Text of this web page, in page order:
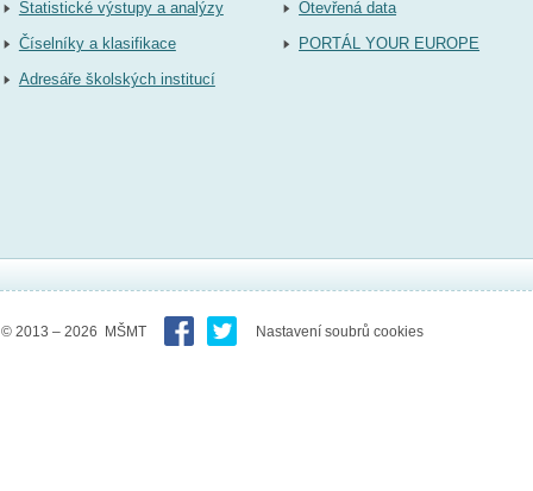
Statistické výstupy a analýzy
Číselníky a klasifikace
Adresáře školských institucí
Otevřená data
PORTÁL YOUR EUROPE
© 2013 – 2026 MŠMT Nastavení soubrů cookies